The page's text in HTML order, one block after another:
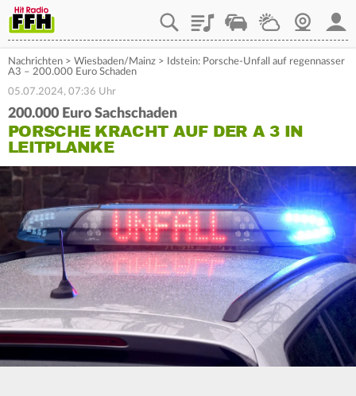
PlaylistStaupilotWetterWebcam
Nachrichten > Wiesbaden/Mainz >
Idstein: Porsche-Unfall auf regennasser
A3 – 200.000 Euro Schaden
05.07.2024, 07:36 Uhr
200.000 Euro Sachschaden
PORSCHE KRACHT AUF DER A 3 IN
LEITPLANKE